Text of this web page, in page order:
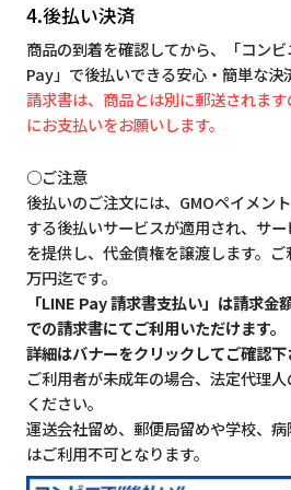
4.後払い決済
商品の到着を確認してから、「コン
Pay」で後払いできる安心・簡単な決
請求書は、商品とは別に郵送されま
にお支払いをお願いします。
○ご注意
後払いのご注文には、GMOペイメン
する後払いサービスが適用され、サ
を提供し、代金債権を譲渡します。
万円迄です。
「LINE Pay 請求書支払い」は請求金
での請求書にてご利用いただけます。
詳細はバナーをクリックしてご確認下
ご利用者が未成年の場合、法定代理
ください。
運送会社留め、郵便局留めや学校、
はご利用不可となります。